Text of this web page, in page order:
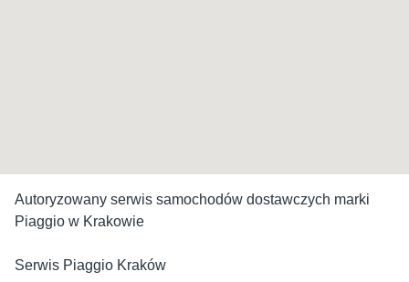
Autoryzowany serwis samochodów dostawczych marki
Piaggio w Krakowie
Serwis Piaggio Kraków